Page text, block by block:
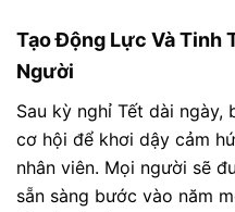
Tạo Động Lực Và Tinh
Người
Sau kỳ nghỉ Tết dài ngày,
cơ hội để khơi dậy cảm
nhân viên. Mọi người sẽ
sẵn sàng bước vào năm